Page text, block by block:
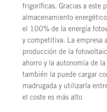
frigoríficas. Gracias a este
almacenamiento
el 100% de la energía
y competitiva. La empresa
producción de la
ahorro y la autonomía de
también la puede cargar
madrugada y utilizarla
el coste es más alto